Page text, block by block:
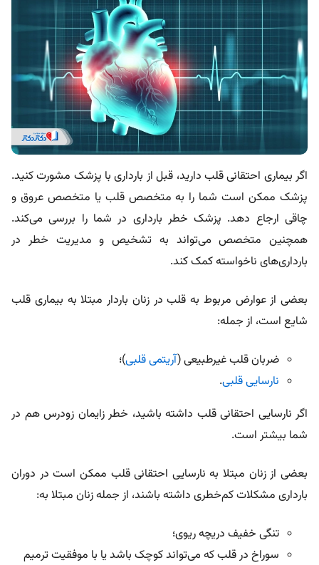
اگر بیماری احتقانی قلب دارید، قبل از بارداری با پزشک مشورت کنید.
پزشک ممکن است شما را به متخصص قلب یا متخصص عروق و
چاقی ارجاع دهد. پزشک خطر بارداری در شما را بررسی می‌کند.
همچنین متخصص می‌تواند به تشخیص و مدیریت خطر در
بارداری‌های ناخواسته کمک کند.
بعضی از عوارض مربوط به قلب در زنان باردار مبتلا به بیماری قلب
شایع است، از جمله:
ضربان قلب غیرطبیعی (آریتمی قلبی)؛
نارسایی قلبی.
اگر نارسایی احتقانی قلب داشته باشید، خطر زایمان زودرس هم در
شما بیشتر است.
بعضی از زنان مبتلا به نارسایی احتقانی قلب ممکن است در دوران
بارداری مشکلات کم‌خطری داشته باشند، از جمله زنان مبتلا به:
تنگی خفیف دریچه ریوی؛
سوراخ در قلب که می‌تواند کوچک باشد یا با موفقیت ترمیم